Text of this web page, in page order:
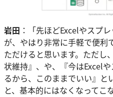
岩田 ：「先ほどExcelやスプ
が、やはり非常に手軽で便利
ただけると思います。ただし
状維持』、や、『今はExcel
るから、このままでいい』と
と、基本的にはなくなってこ